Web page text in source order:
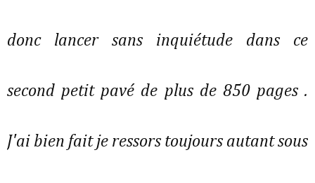
donc lancer sans inquiétude dans ce
second petit pavé de plus de 850 pages .
J'ai bien fait je ressors toujours autant sous